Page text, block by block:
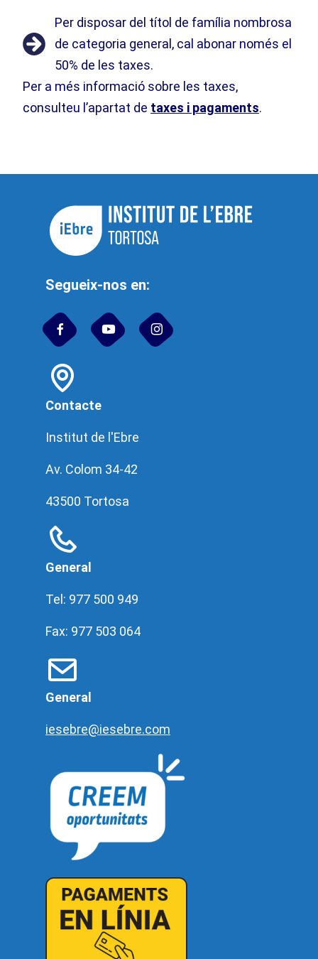
Per disposar del títol de família nombrosa
de categoria general, cal abonar només el
50% de les taxes.
Per a més informació sobre les taxes,
consulteu l’apartat de taxes i pagaments.
Segueix-nos en:
Contacte
Institut de l'Ebre
Av. Colom 34-42
43500 Tortosa
General
Tel: 977 500 949
Fax: 977 503 064
General
iesebre@iesebre.com